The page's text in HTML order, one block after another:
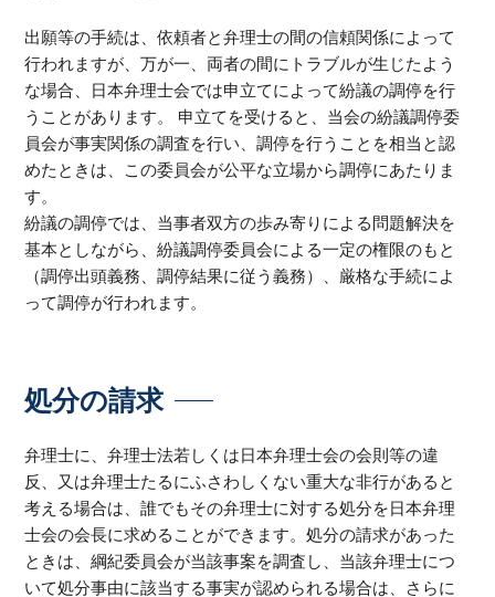
出願等の手続は、依頼者と弁理士の間の信頼関係によって
行われますが、万が一、両者の間にトラブルが生じたよう
な場合、日本弁理士会では申立てによって紛議の調停を行
うことがあります。 申立てを受けると、当会の紛議調停委
員会が事実関係の調査を行い、調停を行うことを相当と認
めたときは、この委員会が公平な立場から調停にあたりま
す。
紛議の調停では、当事者双方の歩み寄りによる問題解決を
基本としながら、紛議調停委員会による一定の権限のもと
（調停出頭義務、調停結果に従う義務）、厳格な手続によ
って調停が行われます。
処分の請求
弁理士に、弁理士法若しくは日本弁理士会の会則等の違
反、又は弁理士たるにふさわしくない重大な非行があると
考える場合は、誰でもその弁理士に対する処分を日本弁理
士会の会長に求めることができます。処分の請求があった
ときは、綱紀委員会が当該事案を調査し、当該弁理士につ
いて処分事由に該当する事実が認められる場合は、さらに